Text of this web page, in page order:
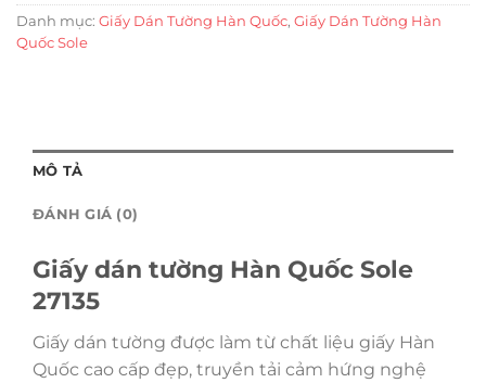
Danh mục: Giấy Dán Tường Hàn Quốc, Giấy Dán Tường Hàn
Quốc Sole
MÔ TẢ
ĐÁNH GIÁ (0)
Giấy dán tường Hàn Quốc Sole
27135
Giấy dán tường được làm từ chất liệu giấy Hàn
Quốc cao cấp đẹp, truyền tải cảm hứng nghệ